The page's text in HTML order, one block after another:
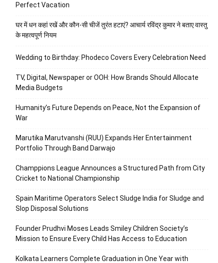
Perfect Vacation
घर में धन कहां रखें और कौन-सी चीजें तुरंत हटाएं? आचार्य रविंद्र कुमार ने बताए वास्तु
के महत्वपूर्ण नियम
Wedding to Birthday: Phodeco Covers Every Celebration Need
TV, Digital, Newspaper or OOH: How Brands Should Allocate
Media Budgets
Humanity’s Future Depends on Peace, Not the Expansion of
War
Marutika Marutvanshi (RUU) Expands Her Entertainment
Portfolio Through Band Darwajo
Champpions League Announces a Structured Path from City
Cricket to National Championship
Spain Maritime Operators Select Sludge India for Sludge and
Slop Disposal Solutions
Founder Prudhvi Moses Leads Smiley Children Society’s
Mission to Ensure Every Child Has Access to Education
Kolkata Learners Complete Graduation in One Year with